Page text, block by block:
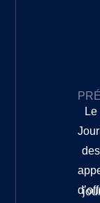
Le
des